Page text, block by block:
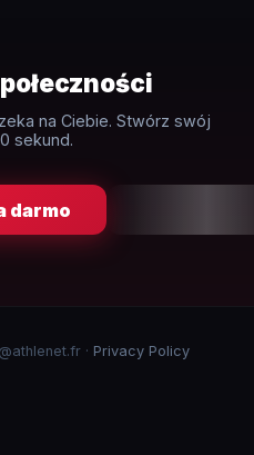
na Ciebie. Stwórz swój
sekund.
darmo
· Privacy Policy